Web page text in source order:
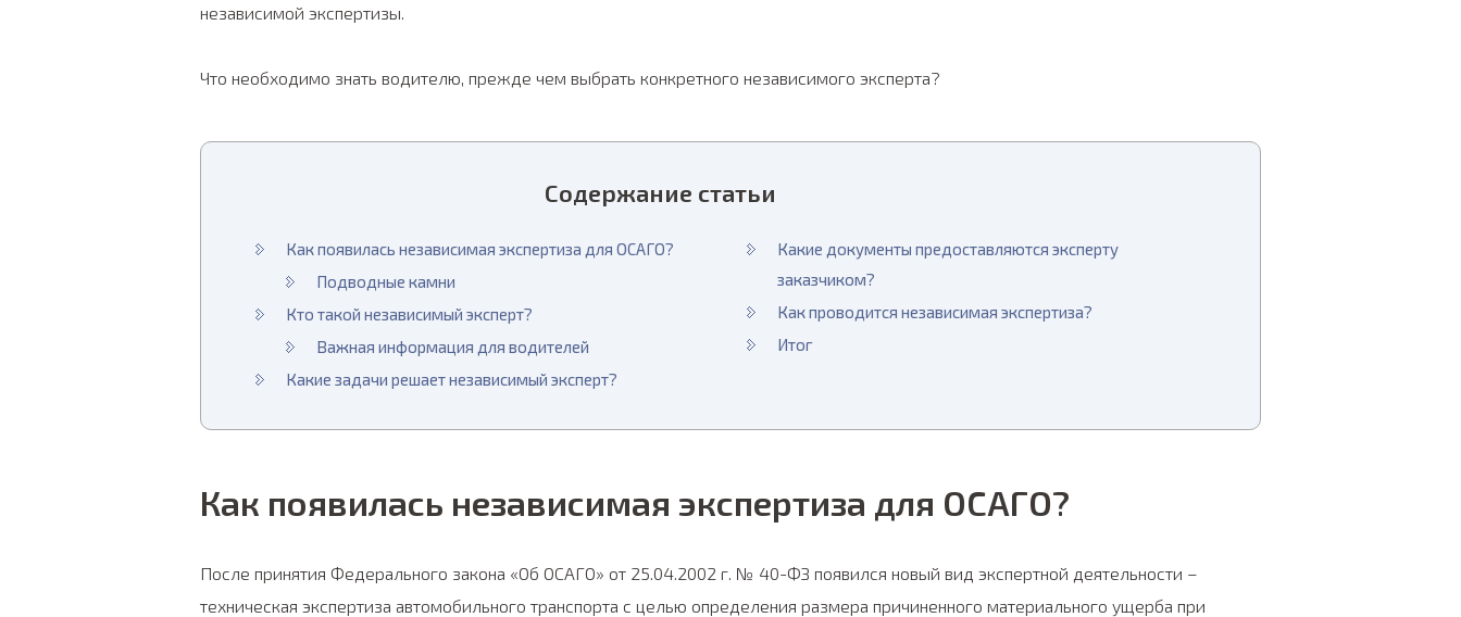
независимой экспертизы.
Что необходимо знать водителю, прежде чем выбрать конкретного независимого эксперта?
Содержание статьи
Как появилась независимая экспертиза для ОСАГО?
Подводные камни
Кто такой независимый эксперт?
Важная информация для водителей
Какие задачи решает независимый эксперт?
Какие документы предоставляются эксперту
заказчиком?
Как проводится независимая экспертиза?
Итог
Как появилась независимая экспертиза для ОСАГО?
После принятия Федерального закона «Об ОСАГО» от 25.04.2002 г. № 40-ФЗ появился новый вид экспертной деятельности –
техническая экспертиза автомобильного транспорта с целью определения размера причиненного материального ущерба при